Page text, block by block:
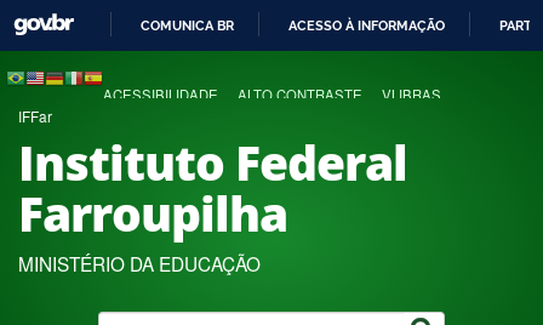
COMUNICA BR ACESSO À INFORMAÇÃO
ACESSIBILIDADE ALTO CONTRASTE VLIBRAS
IFFar
Instituto Federal
Farroupilha
MINISTÉRIO DA EDUCAÇÃO